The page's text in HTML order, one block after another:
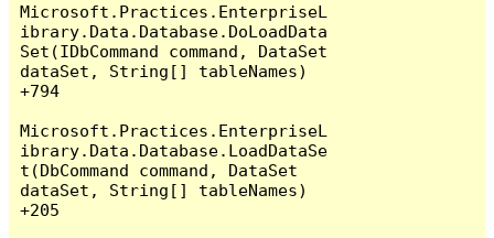
Microsoft.Practices.EnterpriseL
ibrary.Data.Database.DoLoadData
Set(IDbCommand command, DataSet
dataSet, String[] tableNames)
+794
Microsoft.Practices.EnterpriseL
ibrary.Data.Database.LoadDataSe
t(DbCommand command, DataSet
dataSet, String[] tableNames)
+205